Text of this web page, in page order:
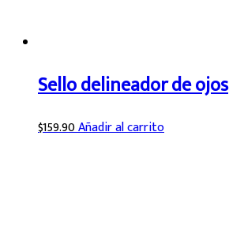
Sello delineador de ojos
$159.90Añadir al carrito